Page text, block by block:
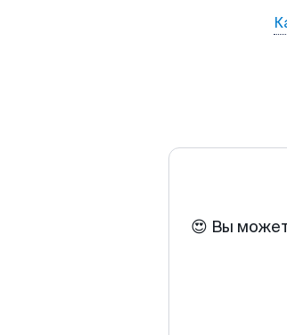
😍 Вы